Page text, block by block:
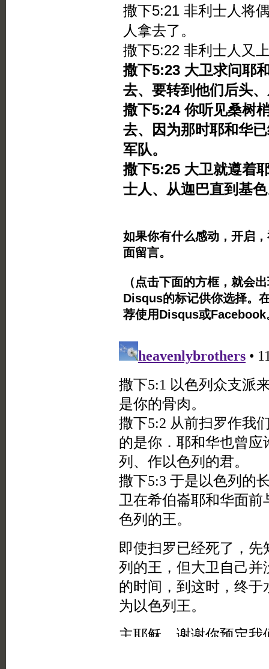
撒下5:21 非利士人将
人拿去了。
撒下5:22 非利士人又
撒下5:23 大卫求问耶
去、要转到他们后头
撒下5:24 你听见桑树
去、因为那时耶和华
军队。
撒下5:25 大卫就遵着
士人、从迦巴直到基
如果你有什么感动，开启
面留言。
（点击下面的方框，就会
Disqus的标记供你选择。
荐使用Disqus或